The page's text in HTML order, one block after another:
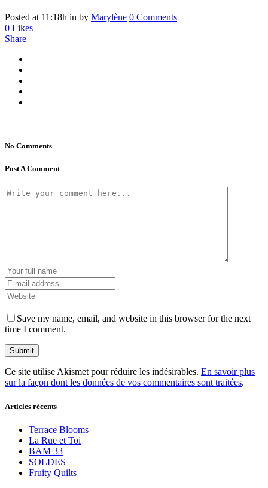
Posted at 11:18h in by Marylène 0 Comments
0 Likes
Share
No Comments
Post A Comment
Save my name, email, and website in this browser for the next
time I comment.
Ce site utilise Akismet pour réduire les indésirables. En savoir plus
sur la façon dont les données de vos commentaires sont traitées.
Articles récents
Terrace Blooms
La Rue et Toi
BAM 33
SOLDES
Fruity Quilts